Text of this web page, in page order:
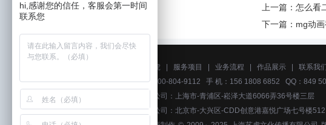
上一篇： 怎么看
下一篇： mg动
关于艺虎 服务项目 业务流程 作品展示 联系我
电话：400-804-9112 手 机：156 1808 6852 QQ：849
上海分公司：上海市-青浦区-崧泽大道6066弄36号楼三层
北京分公司：北京市-大兴区-CDD创意港嘉悦广场七号楼512
hi,感谢您的信任，客服会第一时间
联系您